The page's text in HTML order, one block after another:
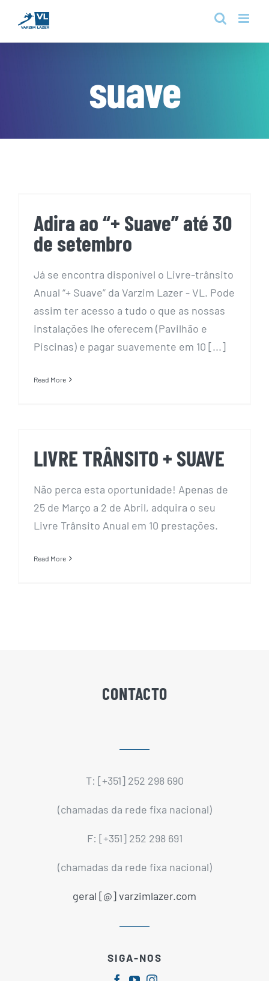
content
suave
Adira ao “+ Suave” até 30
de setembro
Já se encontra disponível o Livre-trânsito
Anual “+ Suave” da Varzim Lazer - VL. Pode
assim ter acesso a tudo o que as nossas
instalações lhe oferecem (Pavilhão e
Piscinas) e pagar suavemente em 10 [...]
Read More
LIVRE TRÂNSITO + SUAVE
Não perca esta oportunidade! Apenas de
25 de Março a 2 de Abril, adquira o seu
Livre Trânsito Anual em 10 prestações.
Read More
CONTACTO
T: [+351] 252 298 690
(chamadas da rede fixa nacional)
F: [+351] 252 298 691
(chamadas da rede fixa nacional)
geral [@] varzimlazer.com
SIGA-NOS